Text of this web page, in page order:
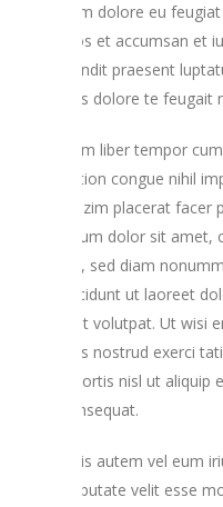
illum dolore eu
eros et accumsan et
blandit praesent
duis dolore te feugait
Nam liber tempor
option congue nihil
mazim placerat
ipsum dolor sit
elit, sed diam
tincidunt ut laoreet
erat volutpat. Ut wisi
quis nostrud exerci
lobortis nisl ut aliquip
consequat.
Duis autem vel eum
vulputate velit esse